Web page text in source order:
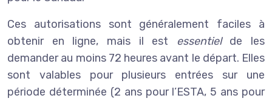
Ces autorisations sont généralement faciles à
obtenir en ligne, mais il est essentiel de les
demander au moins 72 heures avant le départ. Elles
sont valables pour plusieurs entrées sur une
période déterminée (2 ans pour l’ESTA, 5 ans pour